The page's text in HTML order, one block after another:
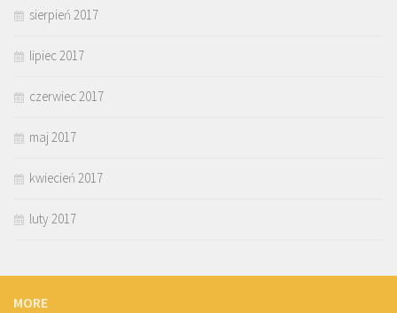
sierpień 2017
lipiec 2017
czerwiec 2017
maj 2017
kwiecień 2017
luty 2017
MORE